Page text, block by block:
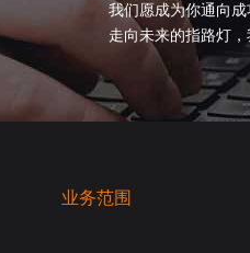
我们愿成为你通向
走向未来的指路灯
业务范围